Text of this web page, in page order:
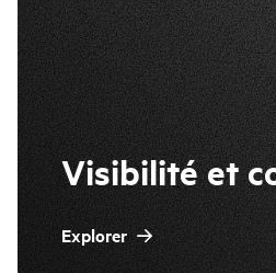
Visibilité et
Explorer